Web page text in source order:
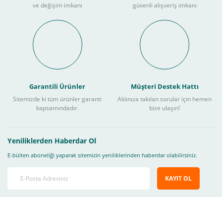
ve değişim imkanı
güvenli alışveriş imkanı
Garantili Ürünler
Sitemizde ki tüm ürünler garanti
kapsamındadır.
Müşteri Destek Hattı
Aklınıza takılan sorular için hemen
bize ulaşın!
Yeniliklerden Haberdar Ol
E-bülten aboneliği yaparak sitemizin yeniliklerinden haberdar olabilirsiniz.
KAYIT OL